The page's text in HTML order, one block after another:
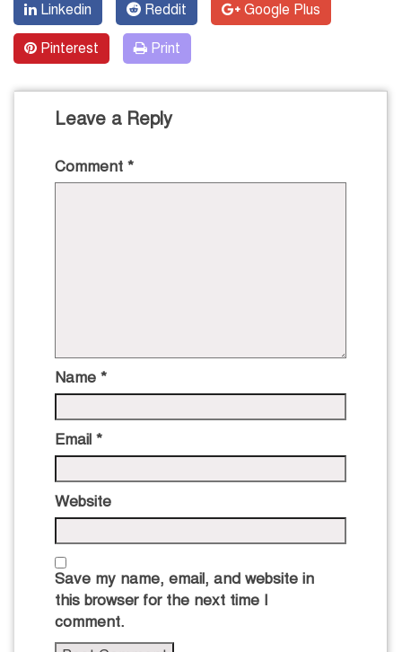
Linkedin Reddit Google Plus
Pinterest Print
Leave a Reply
Comment *
Name *
Email *
Website
Save my name, email, and website in
this browser for the next time I
comment.